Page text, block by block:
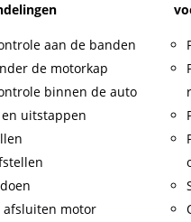
aan de banden
de motorkap
binnen de auto
uitstappen
afsluiten motor